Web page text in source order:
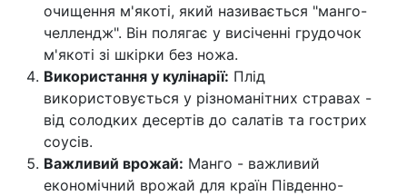
очищення м'якоті, який називається "манго-
челлендж". Він полягає у висіченні грудочок
м'якоті зі шкірки без ножа.
Використання у кулінарії: Плід
використовується у різноманітних стравах -
від солодких десертів до салатів та гострих
соусів.
Важливий врожай: Манго - важливий
економічний врожай для країн Південно-